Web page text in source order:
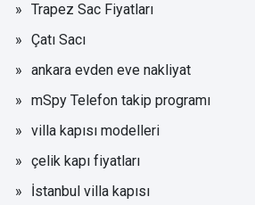
Trapez Sac Fiyatları
Çatı Sacı
ankara evden eve nakliyat
mSpy Telefon takip programı
villa kapısı modelleri
çelik kapı fiyatları
İstanbul villa kapısı